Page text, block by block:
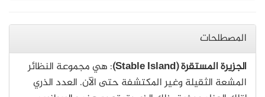
المصطلحات
الجزيرة المستقرة (Stable Island)
: هي مجموعة النظائر
المشعة الثقيلة وغير المكتشفة حتى الآن. العدد الذري